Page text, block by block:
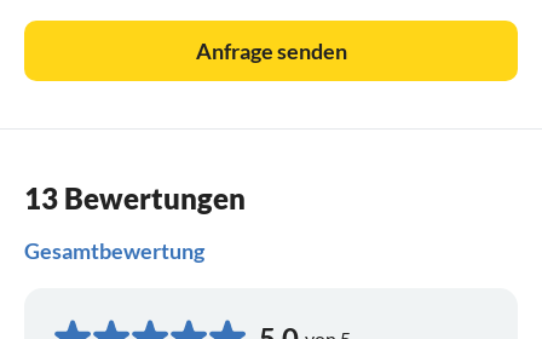
Anfrage senden
13 Bewertungen
Gesamtbewertung